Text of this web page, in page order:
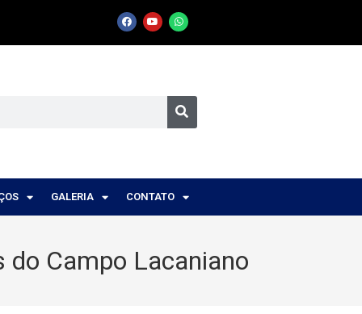
GALERIA CONTATO
do Campo Lacaniano